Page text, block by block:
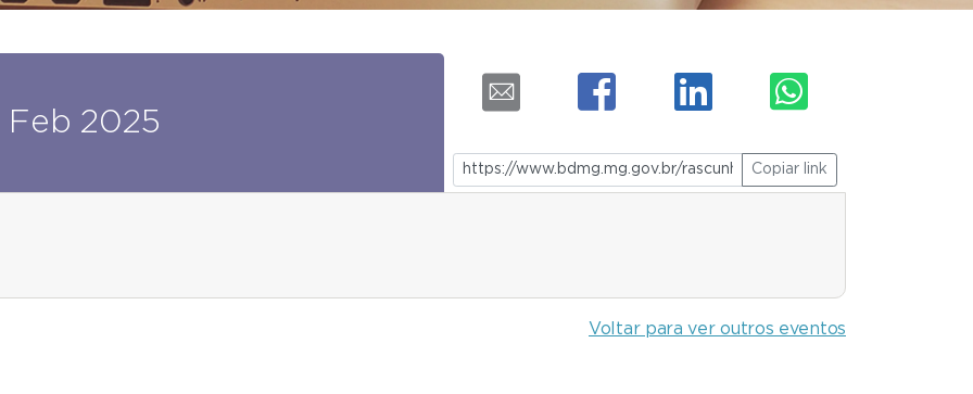
Feb 2025
Copiar link
Voltar para ver outros eventos